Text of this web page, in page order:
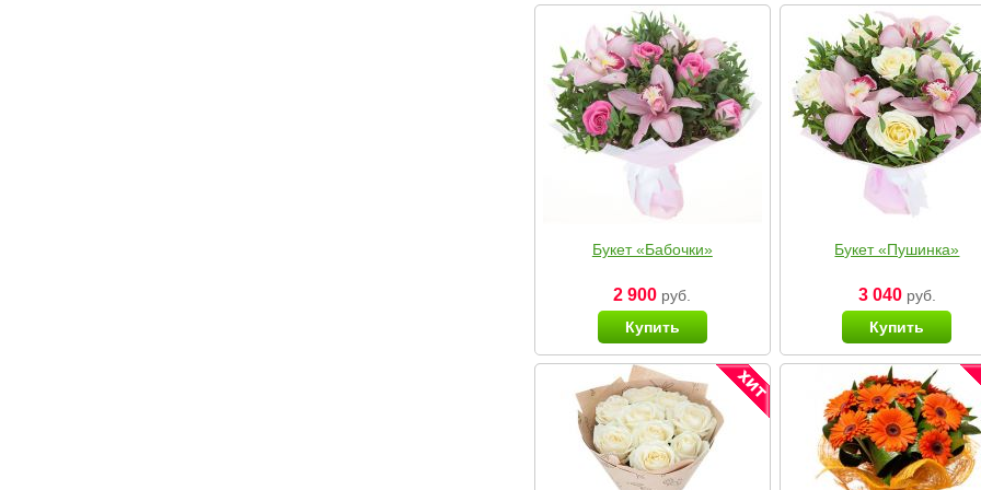
Букет «Бабочки»
2 900 руб.
Купить
Букет «Пушинка»
3 040руб.
Купить